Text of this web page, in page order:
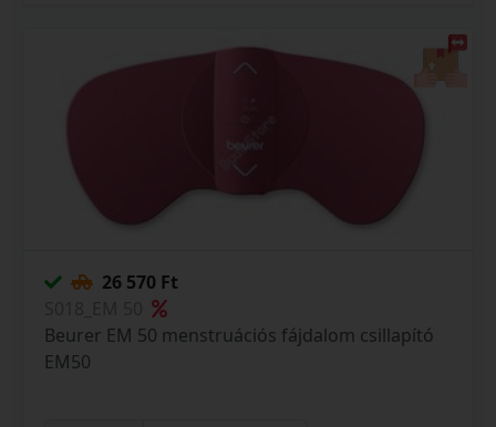
26 570 Ft
Beurer EM 50 menstruációs fájdalom csillapító
EM50